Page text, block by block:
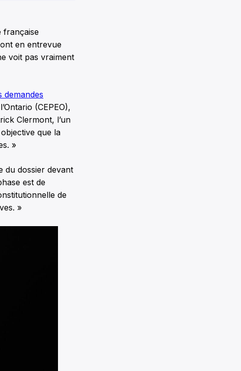
française
en entrevue
voit pas vraiment
demandes
(CEPEO),
Clermont, l’un
que la
»
du dossier devant
est de
de
»